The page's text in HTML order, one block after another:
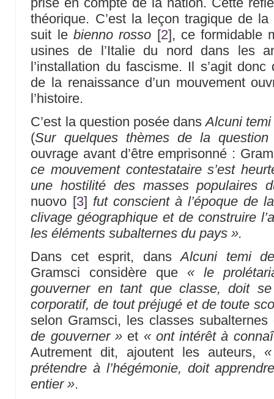
théorique. C’est la leçon tragique de
suit lebienno rosso [2], ce formidable
usines de l’Italie du nord dans les
l’installation du fascisme. Il s’agit
de la renaissance d’un mouvement
l’histoire.
C’est la question posée dansAlcuni
(Sur quelques thèmes de la question
ouvrage avant d’être emprisonné :
ce mouvement contestataire s’est
une hostilité des masses populaires
nuovo [3] fut conscient à l’époque de
clivage géographique et de construire
les éléments subalternes du pays ».
Dans cet esprit, dansAlcuni temi
Gramsci considère que « le
gouverner en tant que classe, doit
corporatif, de tout préjugé et de toute
selon Gramsci, les classes subalternes
de gouverner » et « ont intérêt à
Autrement dit, ajoutent les auteurs,
prétendre à l’hégémonie, doit
entier ».